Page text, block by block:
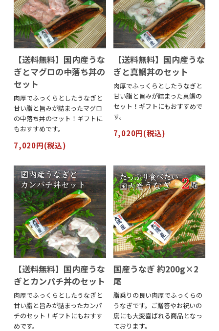
【送料無料】国内産うな
ぎとマグロの中落ち丼の
セット
肉厚でふっくらとしたうなぎと
甘い脂と旨みが詰まったマグロ
の中落ち丼のセット！ギフトに
もおすすめです。
7,020円(税込)
【送料無料】国内産うな
ぎと真鯛丼のセット
肉厚でふっくらとしたうなぎと
甘い脂と旨みが詰まった真鯛の
セット！ギフトにもおすすめで
す。
7,020円(税込)
【送料無料】国内産うな
ぎとカンパチ丼のセット
肉厚でふっくらとしたうなぎと
甘い脂と旨みが詰まったカンパ
チのセット！ギフトにもおすす
めです。
国産うなぎ 約200g×2
尾
脂乗りの良い肉厚でふっくらの
うなぎです。ご贈答やお祝いの
席にも大変喜ばれる商品となっ
ております。